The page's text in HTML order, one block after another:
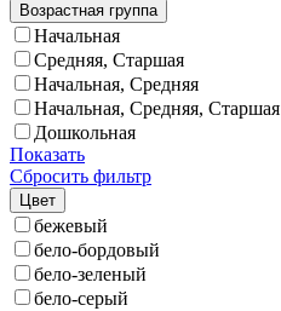
Возрастная группа
Начальная
Средняя, Старшая
Начальная, Средняя
Начальная, Средняя, Старшая
Дошкольная
Показать
Сбросить фильтр
Цвет
бежевый
бело-бордовый
бело-зеленый
бело-серый